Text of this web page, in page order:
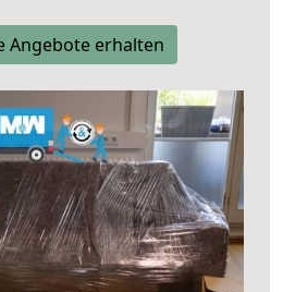
Angebote erhalten